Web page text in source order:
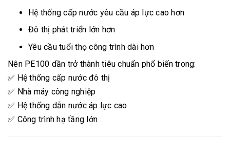
Hệ thống cấp nước yêu cầu áp lực cao hơn
Đô thị phát triển lớn hơn
Yêu cầu tuổi thọ công trình dài hơn
Nên PE100 dần trở thành tiêu chuẩn phổ biến trong:
✅ Hệ thống cấp nước đô thị
✅ Nhà máy công nghiệp
✅ Hệ thống dẫn nước áp lực cao
✅ Công trình hạ tầng lớn